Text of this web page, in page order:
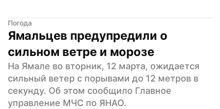
Погода
Ямальцев предупредили о
сильном ветре и морозе
На Ямале во вторник, 12 марта, ожидается
сильный ветер с порывами до 12 метров в
секунду. Об этом сообщило Главное
управление МЧС по ЯНАО.